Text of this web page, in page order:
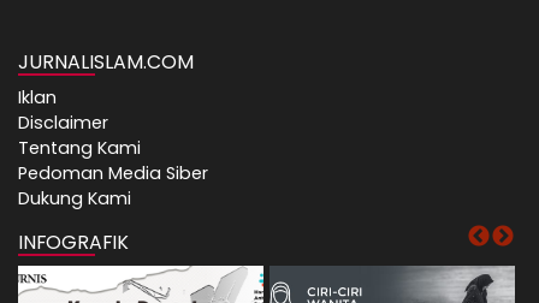
JURNALISLAM.COM
Iklan
Disclaimer
Tentang Kami
Pedoman Media Siber
Dukung Kami
INFOGRAFIK